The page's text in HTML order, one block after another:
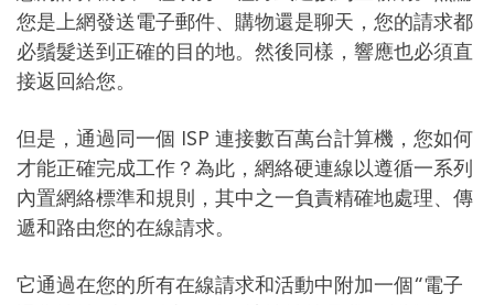
您是上網發送電子郵件、購物還是聊天，您的請求都
必鬚髮送到正確的目的地。然後同樣，響應也必須直
接返回給您。
但是，通過同一個 ISP 連接數百萬台計算機，您如何
才能正確完成工作？為此，網絡硬連線以遵循一系列
內置網絡標準和規則，其中之一負責精確地處理、傳
遞和路由您的在線請求。
它通過在您的所有在線請求和活動中附加一個“電子